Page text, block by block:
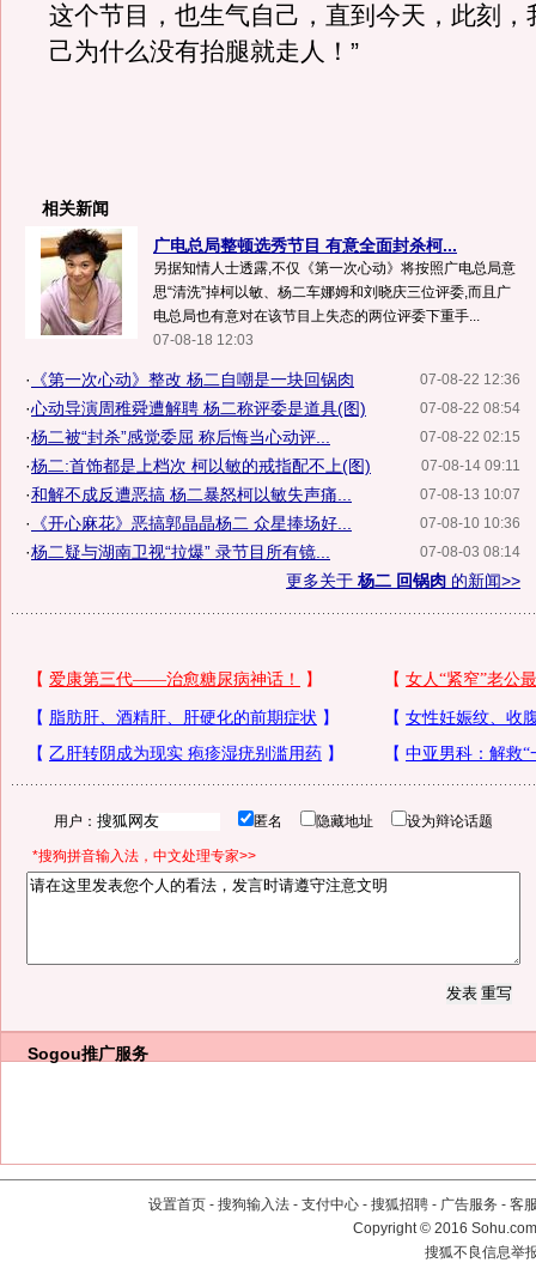
这个节目，也生气自己，直到今天，此刻，
己为什么没有抬腿就走人！”
相关新闻
广电总局整顿选秀节目 有意全面封杀柯...
另据知情人士透露,不仅《第一次心动》将按照广电总局意
思“清洗”掉柯以敏、杨二车娜姆和刘晓庆三位评委,而且广
电总局也有意对在该节目上失态的两位评委下重手...
07-08-18 12:03
07-08-22 12:36
· 《第一次心动》整改 杨二自嘲是一块回锅肉
07-08-22 08:54
·心动导演周稚舜遭解聘 杨二称评委是道具(图)
07-08-22 02:15
·杨二被“封杀”感觉委屈 称后悔当心动评...
07-08-14 09:11
·杨二:首饰都是上档次 柯以敏的戒指配不上(图)
07-08-13 10:07
·和解不成反遭恶搞 杨二暴怒柯以敏失声痛...
07-08-10 10:36
· 《开心麻花》恶搞郭晶晶杨二 众星捧场好...
07-08-03 08:14
·杨二疑与湖南卫视“拉爆” 录节目所有镜...
更多关于 杨二 回锅肉 的新闻>>
用户： 匿名 隐藏地址 设为辩论话题
*搜狗拼音输入法，中文处理专家>>
Sogou推广服务
设置首页 - 搜狗输入法 - 支付中心 - 搜狐招聘 - 广告服务 - 客
Copyright©2016
搜狐不良信息举